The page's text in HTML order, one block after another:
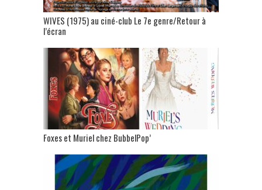
WIVES (1975) au ciné-club Le 7e genre/Retour à
l’écran
Foxes et Muriel chez BubbelPop’